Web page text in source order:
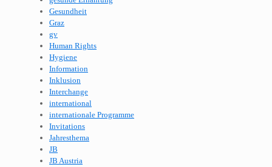
Gesundheit
Graz
gv
Human Rights
Hygiene
Information
Inklusion
Interchange
international
internationale Programme
Invitations
Jahresthema
JB
JB Austria